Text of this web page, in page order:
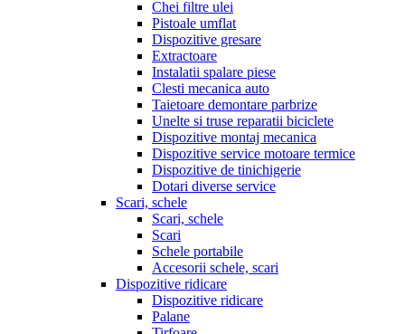
Chei filtre ulei
Pistoale umflat
Dispozitive gresare
Extractoare
Instalatii spalare piese
Clesti mecanica auto
Taietoare demontare parbrize
Unelte si truse reparatii biciclete
Dispozitive montaj mecanica
Dispozitive service motoare termice
Dispozitive de tinichigerie
Dotari diverse service
Scari, schele
Scari, schele
Scari
Schele portabile
Accesorii schele, scari
Dispozitive ridicare
Dispozitive ridicare
Palane